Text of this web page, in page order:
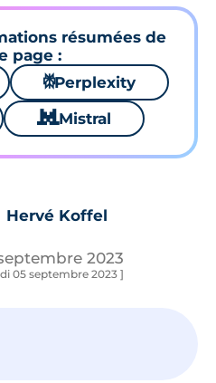
résumées de
page :
⚙Perplexity
🐱 Mistral
Hervé Koffel
2023
05 septembre 2023 ]